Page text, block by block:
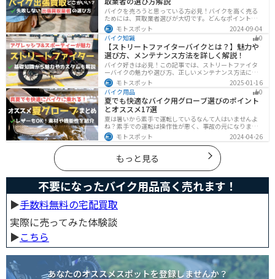
バイクを売ろうと思っている方必見！バイクを高く売る
ためには、買取業者選びが大切です。どんなポイントで
業者を選べばいいのか見るべきポイントを7つまとめまし
た。また、買取実績が豊富なオススメの買取業者を4つを
厳選・解説します。
モトスポット
2024-09-04
バイク知識
0
【ストリートファイターバイクとは？】魅力や
選び方、メンテナンス方法を詳しく解説！
バイク好きは必見！この記事では、ストリートファイタ
ーバイクの魅力や選び方、正しいメンテナンス方法につ
いて解説しています。実はストリートファイターバイク
は、個性的なデザインと高い走行性能が魅力です。この
記事を読めば、ストリートファイターバイクの魅力がわ
かります。
モトスポット
2025-01-16
バイク用品
0
夏でも快適なバイク用グローブ選びのポイント
とオススメ17選
夏は暑いから素手で運転しているなんて人はいませんよ
ね？素手での運転は操作性が悪く、事故の元になりま
す。直射日光が当たり日焼けで余計に暑くなります。夏に
は夏用グローブを使うことで、素手より涼しく快適にバ
イクに乗ることができるので是非使いましょう。
モトスポット 2024-04-26
もっと見る
不要になったバイク用品高く売れます！
▶︎手数料無料の宅配買取
実際に売ってみた体験談
▶︎こちら
あなたのオススメスポットを登録しませんか？